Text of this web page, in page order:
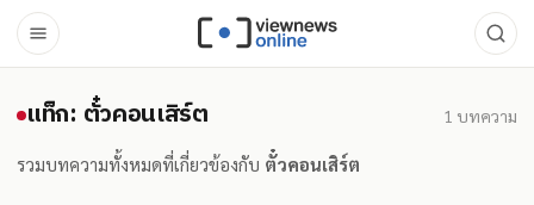
แท็ก: ตั๋วคอนเสิร์ต
แท็ก: ตั๋วคอนเสิร์ต 1 บทความ
รวมบทความทั้งหมดที่เกี่ยวข้องกับ ตั๋วคอนเสิร์ต